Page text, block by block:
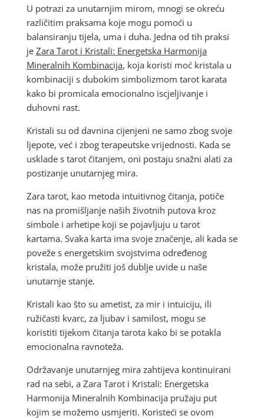
U potrazi za unutarnjim mirom, mnogi se okreću
različitim praksama koje mogu pomoći u
balansiranju tijela, uma i duha. Jedna od tih praksi
je Zara Tarot i Kristali: Energetska Harmonija
Mineralnih Kombinacija, koja koristi moć kristala u
kombinaciji s dubokim simbolizmom tarot karata
kako bi promicala emocionalno iscjeljivanje i
duhovni rast.
Kristali su od davnina cijenjeni ne samo zbog svoje
ljepote, već i zbog terapeutske vrijednosti. Kada se
usklade s tarot čitanjem, oni postaju snažni alati za
postizanje unutarnjeg mira.
Zara tarot, kao metoda intuitivnog čitanja, potiče
nas na promišljanje naših životnih putova kroz
simbole i arhetipe koji se pojavljuju u tarot
kartama. Svaka karta ima svoje značenje, ali kada se
poveže s energetskim svojstvima određenog
kristala, može pružiti još dublje uvide u naše
unutarnje stanje.
Kristali kao što su ametist, za mir i intuiciju, ili
ružičasti kvarc, za ljubav i samilost, mogu se
koristiti tijekom čitanja tarota kako bi se potakla
emocionalna ravnoteža.
Održavanje unutarnjeg mira zahtijeva kontinuirani
rad na sebi, a Zara Tarot i Kristali: Energetska
Harmonija Mineralnih Kombinacija pružaju put
kojim se možemo usmjeriti. Koristeći se ovom